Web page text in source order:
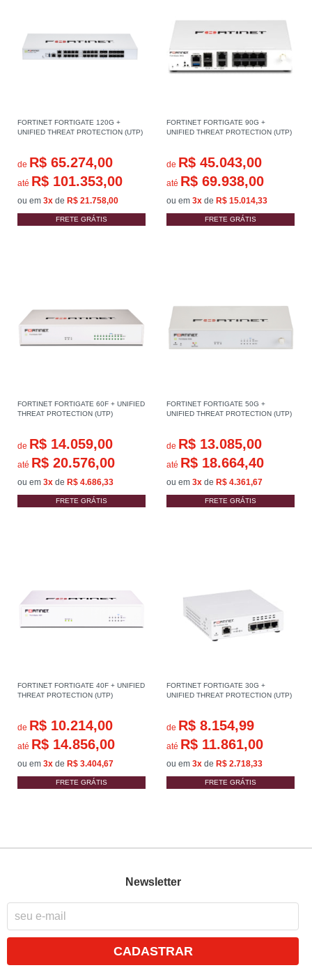
FORTINET FORTIGATE 120G +
UNIFIED THREAT PROTECTION (UTP)
de R$ 65.274,00
até R$ 101.353,00
ou em 3x de R$ 21.758,00
FRETE GRÁTIS
FORTINET FORTIGATE 90G +
UNIFIED THREAT PROTECTION (UTP)
de R$ 45.043,00
até R$ 69.938,00
ou em 3x de R$ 15.014,33
FRETE GRÁTIS
FORTINET FORTIGATE 60F + UNIFIED
THREAT PROTECTION (UTP)
de R$ 14.059,00
até R$ 20.576,00
ou em 3x de R$ 4.686,33
FRETE GRÁTIS
FORTINET FORTIGATE 50G +
UNIFIED THREAT PROTECTION (UTP)
de R$ 13.085,00
até R$ 18.664,40
ou em 3x de R$ 4.361,67
FRETE GRÁTIS
FORTINET FORTIGATE 40F + UNIFIED
THREAT PROTECTION (UTP)
de R$ 10.214,00
até R$ 14.856,00
ou em 3x de R$ 3.404,67
FRETE GRÁTIS
FORTINET FORTIGATE 30G +
UNIFIED THREAT PROTECTION (UTP)
de R$ 8.154,99
até R$ 11.861,00
ou em 3x de R$ 2.718,33
FRETE GRÁTIS
Newsletter
CADASTRAR